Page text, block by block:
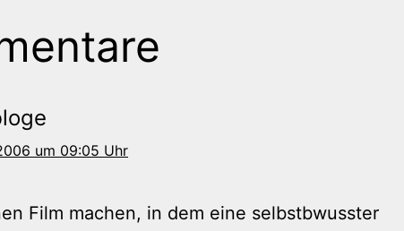
um 09:05 Uhr
Film machen, in dem eine selbstbwusster